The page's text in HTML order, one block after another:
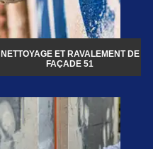
NETTOYAGE ET RAVALEMENT DE
FAÇADE 51